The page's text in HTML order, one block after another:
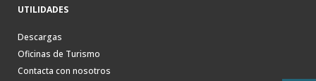
UTILIDADES
Descargas
Oficinas de Turismo
Contacta con nosotros